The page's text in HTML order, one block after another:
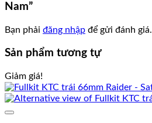
Nam”
Bạn phải đăng nhập để gửi đánh giá.
Sản phẩm tương tự
Giảm giá!